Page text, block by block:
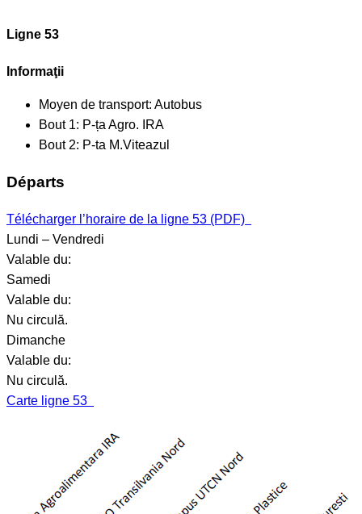
Ligne 53
Informaţii
Moyen de transport: Autobus
Bout 1: P-ța Agro. IRA
Bout 2: P-ta M.Viteazul
Départs
Télécharger l’horaire de la ligne 53 (PDF)
Lundi – Vendredi
Valable du:
Samedi
Valable du:
Nu circulă.
Dimanche
Valable du:
Nu circulă.
Carte ligne 53